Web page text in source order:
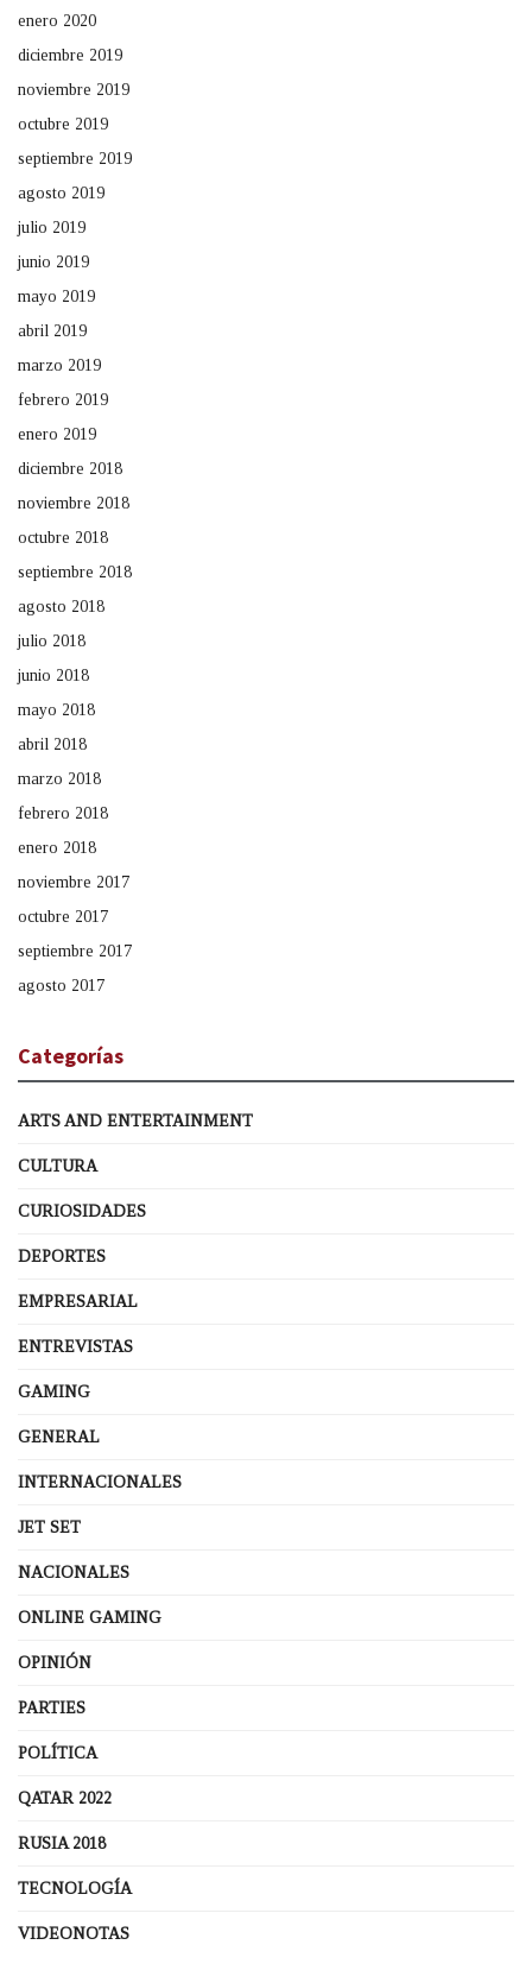
enero 2020
diciembre 2019
noviembre 2019
octubre 2019
septiembre 2019
agosto 2019
julio 2019
junio 2019
mayo 2019
abril 2019
marzo 2019
febrero 2019
enero 2019
diciembre 2018
noviembre 2018
octubre 2018
septiembre 2018
agosto 2018
julio 2018
junio 2018
mayo 2018
abril 2018
marzo 2018
febrero 2018
enero 2018
noviembre 2017
octubre 2017
septiembre 2017
agosto 2017
Categorías
ARTS AND ENTERTAINMENT
CULTURA
CURIOSIDADES
DEPORTES
EMPRESARIAL
ENTREVISTAS
GAMING
GENERAL
INTERNACIONALES
JET SET
NACIONALES
ONLINE GAMING
OPINIÓN
PARTIES
POLÍTICA
QATAR 2022
RUSIA 2018
TECNOLOGÍA
VIDEONOTAS